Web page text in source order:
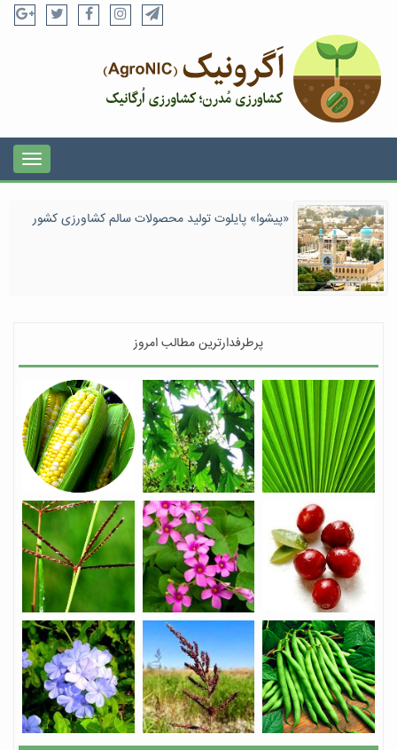
«پیشوا» پایلوت تولید محصولات سالم کشاورزی کشور
پرطرفدارترین مطالب امروز